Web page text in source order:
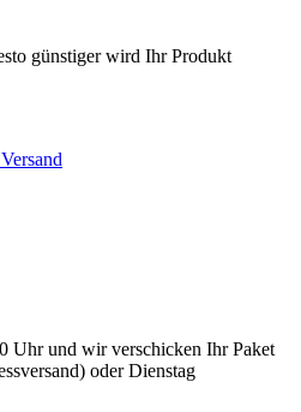
günstiger wird Ihr Produkt
Uhr und wir verschicken Ihr Paket
oder Dienstag